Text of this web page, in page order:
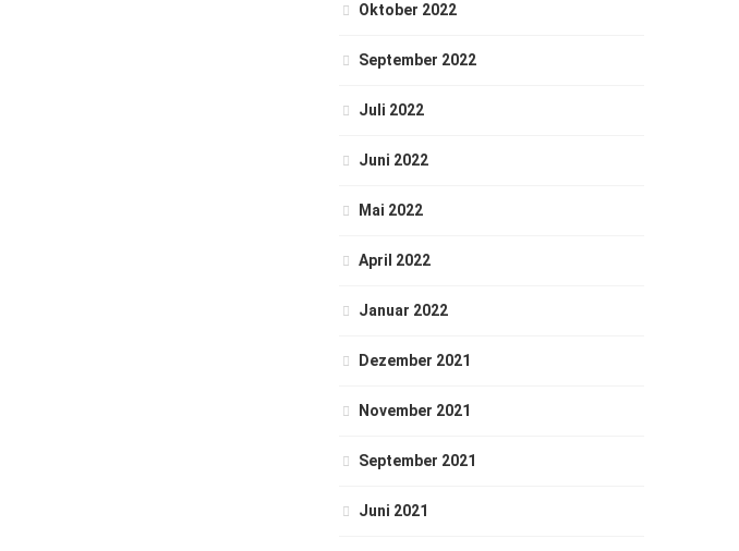
Oktober 2022
September 2022
Juli 2022
Juni 2022
Mai 2022
April 2022
Januar 2022
Dezember 2021
November 2021
September 2021
Juni 2021